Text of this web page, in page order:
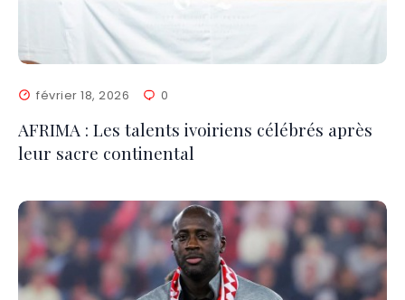
février 18, 2026 0
AFRIMA : Les talents ivoiriens célébrés après
leur sacre continental